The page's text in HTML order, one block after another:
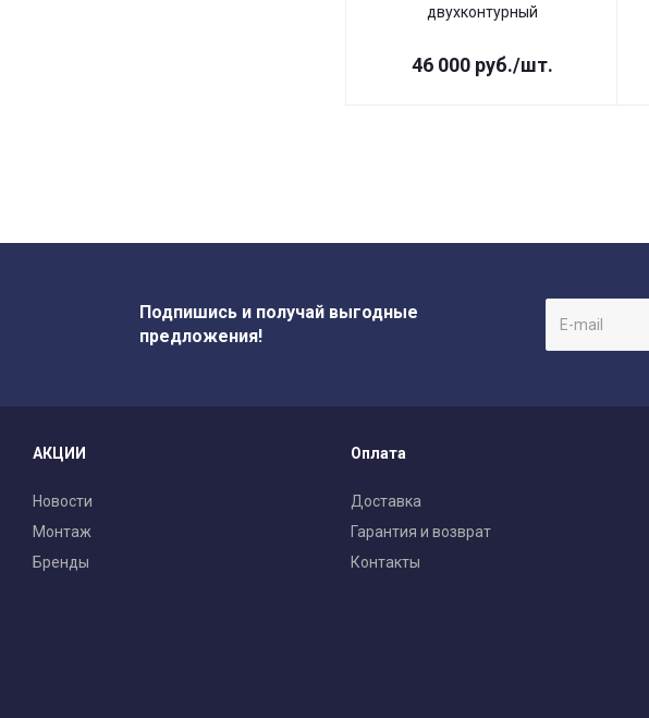
двухконтурный
46 000руб./шт.
Подпишись и получай выгодные
предложения!
АКЦИИ
Новости
Монтаж
Бренды
Оплата
Доставка
Гарантия и возврат
Контакты